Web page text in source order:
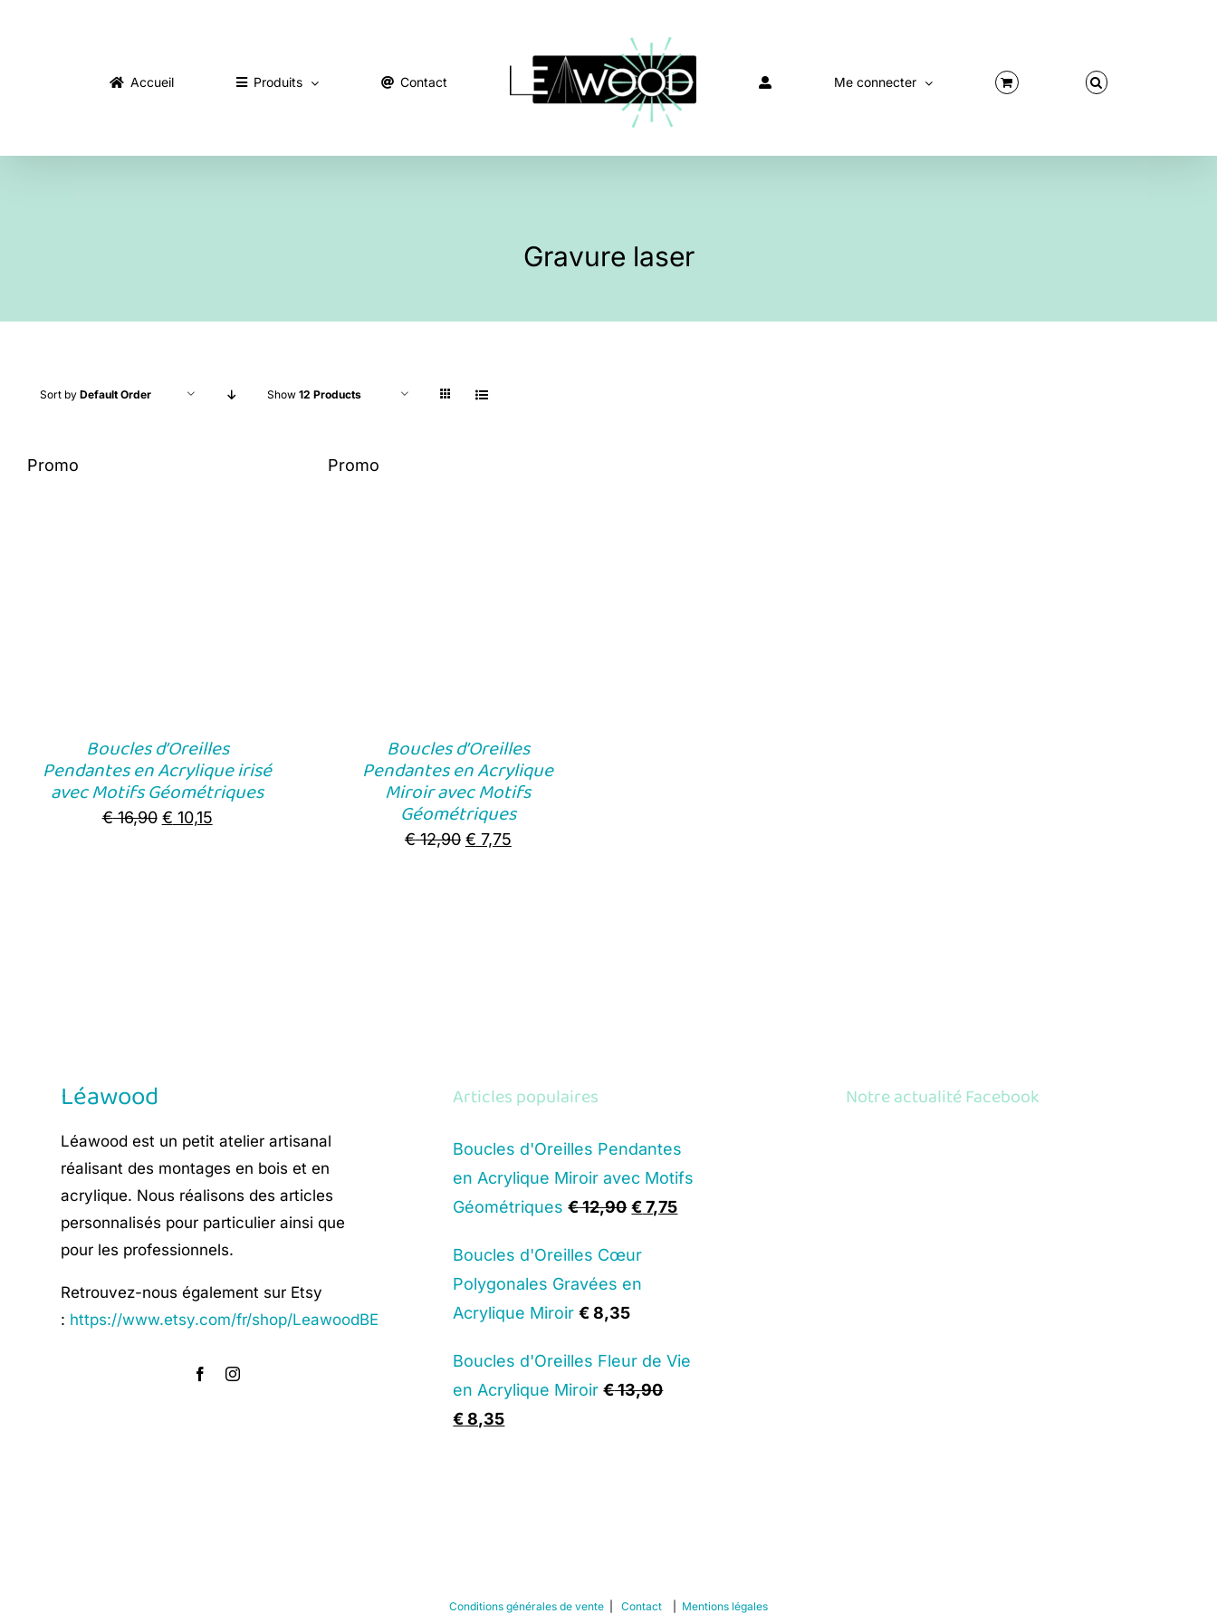
Accueil Produits Contact Me connecter
Gravure laser
Sort by Default Order Show 12 Products
Promo
Boucles d’Oreilles
Pendantes en Acrylique irisé
avec Motifs Géométriques
€16,90 Original
€ 10,15Current
Promo
Boucles d’Oreilles
Pendantes en Acrylique
Miroir avec Motifs
Géométriques
€12,90 Original
€ 7,75Current
Léawood
Léawood est un petit atelier artisanal
réalisant des montages en bois et en
acrylique. Nous réalisons des articles
personnalisés pour particulier ainsi que
pour les professionnels.
Retrouvez-nous également sur Etsy
: https://www.etsy.com/fr/shop/LeawoodBE
Articles populaires
Boucles d'Oreilles Pendantes
en Acrylique Miroir avec Motifs
Géométriques €12,90 Original
was:
€ 12,90.
€7,75Current
Boucles d'Oreilles Cœur
Polygonales Gravées en
Acrylique Miroir €8,35
Boucles d'Oreilles Fleur de Vie
en Acrylique Miroir €13,90
Original
€8,35Current
Notre actualité Facebook
Conditions générales de vente Contact Mentions légales